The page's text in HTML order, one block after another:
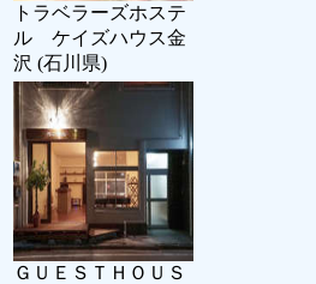
トラベラーズホステ
ル ケイズハウス金
沢 (石川県)
ＧＵＥＳＴＨＯＵＳ